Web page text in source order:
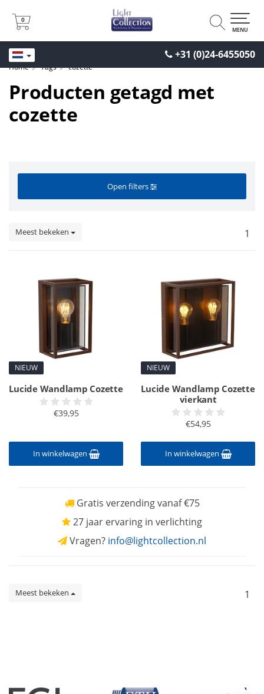
+31 (0)24-6455050
0
0
MENU
Home Tags cozette
Producten getagd met
cozette
Open filters
Meest bekeken 1
NIEUW
Lucide Wandlamp Cozette
€39,95
In winkelwagen
NIEUW
Lucide Wandlamp Cozette
vierkant
€54,95
In winkelwagen
Gratis verzending vanaf €75
27 jaar ervaring in verlichting
Vragen? info@lightcollection.nl
Meest bekeken 1